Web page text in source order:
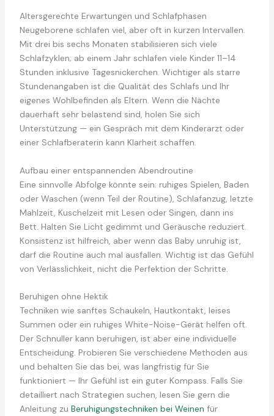
Altersgerechte Erwartungen und Schlafphasen
Neugeborene schlafen viel, aber oft in kurzen Intervallen.
Mit drei bis sechs Monaten stabilisieren sich viele
Schlafzyklen; ab einem Jahr schlafen viele Kinder 11–14
Stunden inklusive Tagesnickerchen. Wichtiger als starre
Stundenangaben ist die Qualität des Schlafs und Ihr
eigenes Wohlbefinden als Eltern. Wenn die Nächte
dauerhaft sehr belastend sind, holen Sie sich
Unterstützung — ein Gespräch mit dem Kinderarzt oder
einer Schlafberaterin kann Klarheit schaffen.
Aufbau einer entspannenden Abendroutine
Eine sinnvolle Abfolge könnte sein: ruhiges Spielen, Baden
oder Waschen (wenn Teil der Routine), Schlafanzug, letzte
Mahlzeit, Kuschelzeit mit Lesen oder Singen, dann ins
Bett. Halten Sie Licht gedimmt und Geräusche reduziert.
Konsistenz ist hilfreich, aber wenn das Baby unruhig ist,
darf die Routine auch mal ausfallen. Wichtig ist das Gefühl
von Verlässlichkeit, nicht die Perfektion der Schritte.
Beruhigen ohne Hektik
Techniken wie sanftes Schaukeln, Hautkontakt, leises
Summen oder ein ruhiges White-Noise-Gerät helfen oft.
Der Schnuller kann beruhigen, ist aber eine individuelle
Entscheidung. Probieren Sie verschiedene Methoden aus
und behalten Sie das bei, was langfristig für Sie
funktioniert — Ihr Gefühl ist ein guter Kompass. Falls Sie
detailliert nach Strategien suchen, lesen Sie gern die
Anleitung zu Beruhigungstechniken bei Weinen für